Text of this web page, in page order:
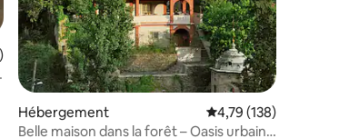
moyenne sur la base de 30 commentaires : 5 sur 5
Hébergement Évaluation moyenne
4,79 (138)
Belle maison dans la forêt – Oasis urbaine